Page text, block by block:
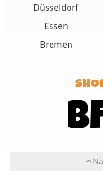
Düsseldorf
Essen
Bremen